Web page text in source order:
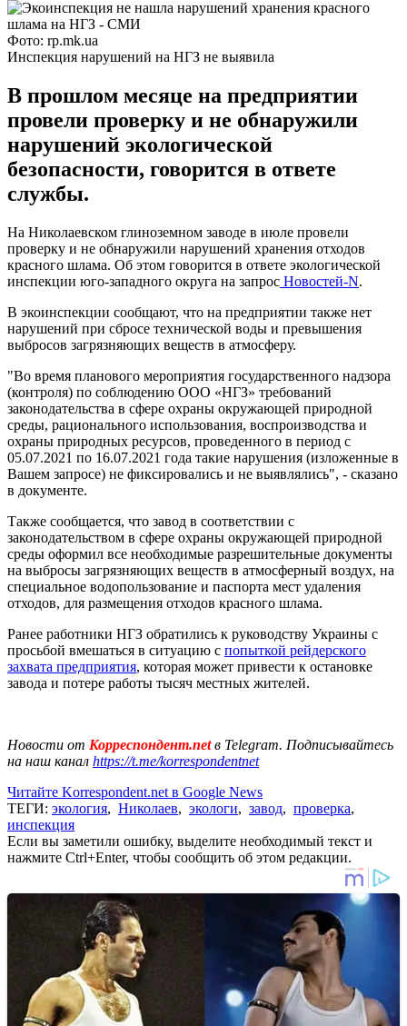
Фото: rp.mk.ua
Инспекция нарушений на НГЗ не выявила
В прошлом месяце на предприятии
провели проверку и не обнаружили
нарушений экологической
безопасности, говорится в ответе
службы.
На Николаевском глиноземном заводе в июле провели
проверку и не обнаружили нарушений хранения отходов
красного шлама. Об этом говорится в ответе экологической
инспекции юго-западного округа на запрос Новостей-N.
В экоинспекции сообщают, что на предприятии также нет
нарушений при сбросе технической воды и превышения
выбросов загрязняющих веществ в атмосферу.
"Во время планового мероприятия государственного надзора
(контроля) по соблюдению ООО «НГЗ» требований
законодательства в сфере охраны окружающей природной
среды, рационального использования, воспроизводства и
охраны природных ресурсов, проведенного в период с
05.07.2021 по 16.07.2021 года такие нарушения (изложенные в
Вашем запросе) не фиксировались и не выявлялись", - сказано
в документе.
Также сообщается, что завод в соответствии с
законодательством в сфере охраны окружающей природной
среды оформил все необходимые разрешительные документы
на выбросы загрязняющих веществ в атмосферный воздух, на
специальное водопользование и паспорта мест удаления
отходов, для размещения отходов красного шлама.
Ранее работники НГЗ обратились к руководству Украины с
просьбой вмешаться в ситуацию с попыткой рейдерского
захвата предприятия, которая может привести к остановке
завода и потере работы тысяч местных жителей.
Новости от Корреспондент.netв Telegram. Подписывайтесь
на наш канал https://t.me/korrespondentnet
Читайте Korrespondent.net в Google News
ТЕГИ: экология, Николаев, экологи, завод, проверка,
инспекция
Если вы заметили ошибку, выделите необходимый текст и
нажмите Ctrl+Enter, чтобы сообщить об этом редакции.